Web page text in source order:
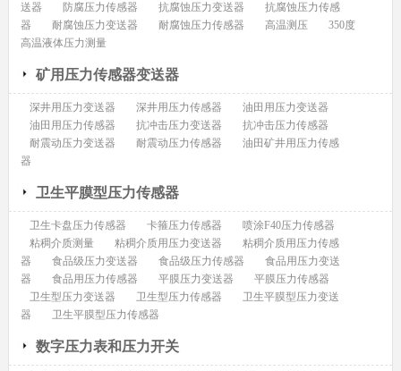
送器
防腐压力传感器 抗腐蚀压力变送器
抗腐蚀压力传感
器
耐腐蚀压力变送器 耐腐蚀压力传感器 高温测压
350度
高温液体压力测量
矿用压力传感器变送器
深井用压力变送器 深井用压力传感器
油田用压力变送器
油田用压力传感器
抗冲击压力变送器
抗冲击压力传感器
耐震动压力变送器
耐震动压力传感器
油田矿井用压力传感
器
卫生平膜型压力传感器
卫生卡盘压力传感器 卡箍压力传感器
喷涂F40压力传感器
粘稠介质测量
粘稠介质用压力变送器
粘稠介质用压力传感
器
食品级压力变送器 食品级压力传感器
食品用压力变送
器
食品用压力传感器 平膜压力变送器
平膜压力传感器
卫生型压力变送器
卫生型压力传感器
卫生平膜型压力变送
器
卫生平膜型压力传感器
数字压力表和压力开关